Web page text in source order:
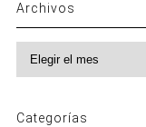
Archivos
Archivos
Categorías